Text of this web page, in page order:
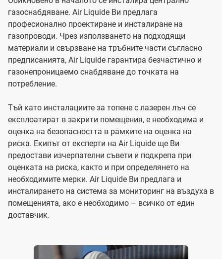
газоснабдяване. Air Liquide Ви предлага
професионално проектиране и инсталиране на
газопроводи. Чрез използването на подходящи
материали и свързване на тръбните части съгласно
предписанията, Air Liquide гарантира безчастично и
газонепроницаемо снабдяване до точката на
потребление.
Тъй като инсталациите за топене с лазерен лъч се
експлоатират в закрити помещения, е необходима и
оценка на безопасността в рамките на оценка на
риска. Екипът от експерти на Air Liquide ще Ви
предостави изчерпателни съвети и подкрепа при
оценката на риска, както и при определянето на
необходимите мерки. Air Liquide Ви предлага и
инсталирането на система за мониторинг на въздуха в
помещенията, ако е необходимо – всичко от един
доставчик.